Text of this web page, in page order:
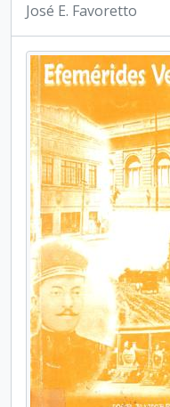
José E. Favoretto